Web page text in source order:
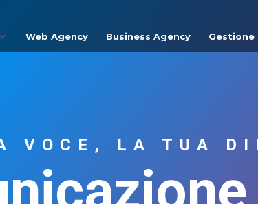
Web Agency Business Agency Gestione
VOCE, LA TUA